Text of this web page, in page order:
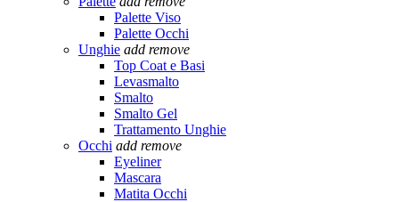
Palette Viso
Palette Occhi
Unghie add remove
Top Coat e Basi
Levasmalto
Smalto
Smalto Gel
Trattamento Unghie
Occhi add remove
Eyeliner
Mascara
Matita Occhi